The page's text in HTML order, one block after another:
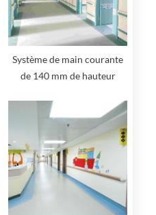
Système de main courante
de 140 mm de hauteur